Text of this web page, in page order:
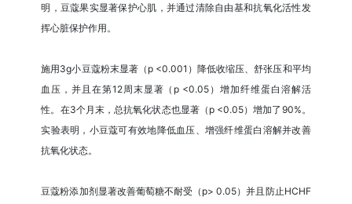
明，豆蔻果实显著保护心肌，并通过清除自由基和抗氧化活性发
挥心脏保护作用。
施用3g小豆蔻粉末显著（p <0.001）降低收缩压、舒张压和平均
血压，并且在第12周末显著（p <0.05）增加纤维蛋白溶解活
性。在3个月末，总抗氧化状态也显著（p <0.05）增加了90%。
实验表明，小豆蔻可有效地降低血压、增强纤维蛋白溶解并改善
抗氧化状态。
豆蔻粉添加剂显著改善葡萄糖不耐受（p> 0.05）并且防止HCHF